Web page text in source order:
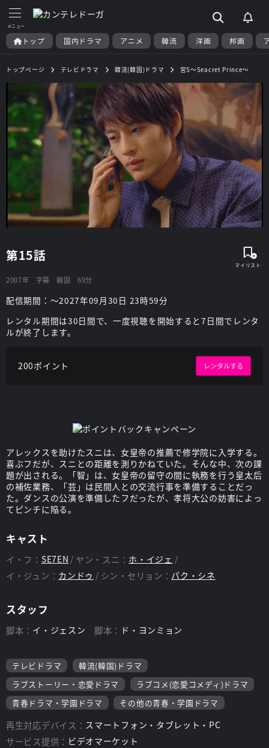
トップ 国内ドラマ アニメ 韓流 洋画 邦画
トップページ テレビドラマ 韓流(韓国)ドラマ 宮S～Seacret Prince～
第15話
2007年 字幕 韓国 69分
配信期間：～2027年09月30日 23時59分
レンタル期間は30日間で、一度視聴を開始すると7日間でレンタ
ルが終了します。
200ポイント レンタルする
アレックスを助けたスニは、女皇帝の推薦で修学院に入学する。
喜ぶフだが、スニとの距離を測りかねていた。そんな中、次の課
題が出される。「智」は、女皇帝の留守の間に執務を行う皇太后
の補佐業務、「芸」は民間人との交流行事を準備することだっ
た。ダンスの公演を準備したフだったが、孝将大公の妨害によっ
てピンチに陥る。
キャスト
イ・フ： SE7EN ヤン・スニ： ホ・イジェ
イ・ジュン： カンドゥ シン・セリョン： パク・シネ
スタッフ
脚本： イ・ジェスン 脚本： ド・ヨンミョン
テレビドラマ
韓流(韓国)ドラマ
ラブストーリー・恋愛ドラマ
ラブコメ(恋愛コメディ)ドラマ
青春ドラマ・学園ドラマ
その他の青春・学園ドラマ
再生対応デバイス： スマートフォン・タブレット・PC
サービス提供： ビデオマーケット